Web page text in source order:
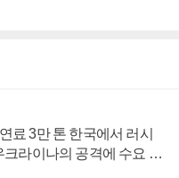
료 3만 톤 한국에서 러시
크라이나의 공격에 수요 늘